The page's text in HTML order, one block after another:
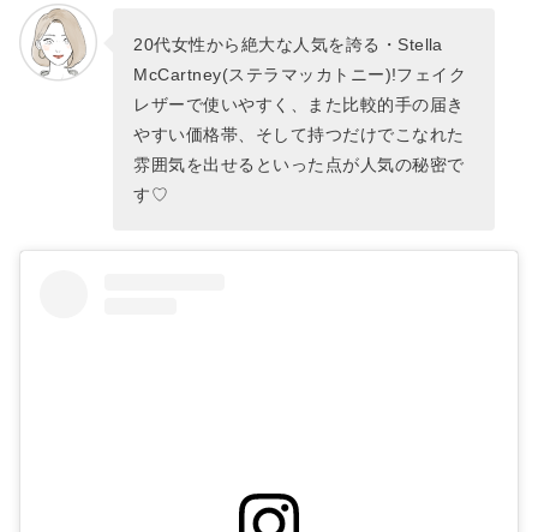
20代女性から絶大な人気を誇る・Stella
McCartney(ステラマッカトニー)!フェイク
レザーで使いやすく、また比較的手の届き
やすい価格帯、そして持つだけでこなれた
雰囲気を出せるといった点が人気の秘密で
す♡